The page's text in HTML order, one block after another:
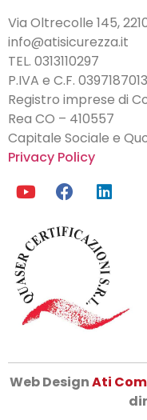
Via Oltrecolle 145,
info@atisicurezza.it
TEL. 0313110297
P.IVA e C.F.
Registro imprese di
Rea CO – 410557
Capitale Sociale e
Privacy Policy
Web DesignAti